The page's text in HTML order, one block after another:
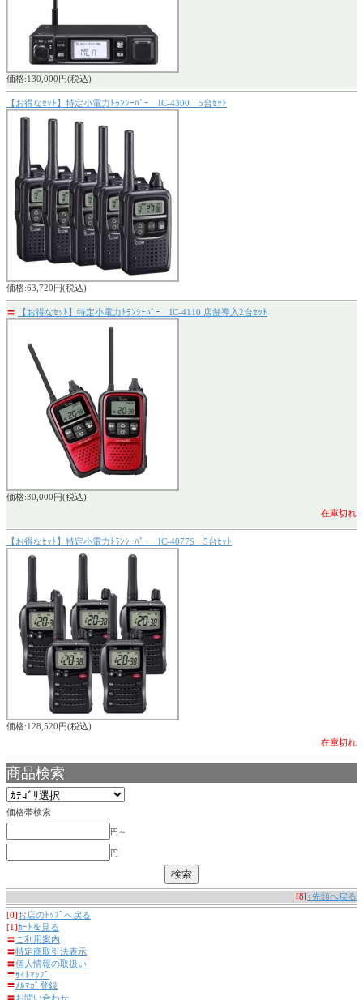
価格:130,000円(税込)
【お得なｾｯﾄ】特定小電力ﾄﾗﾝｼｰﾊﾞｰ IC-4300 5台ｾｯﾄ
価格:63,720円(税込)
〓 【お得なｾｯﾄ】特定小電力ﾄﾗﾝｼｰﾊﾞｰ IC-4110 店舗導入2台ｾｯﾄ
価格:30,000円(税込)
在庫切れ
【お得なｾｯﾄ】特定小電力ﾄﾗﾝｼｰﾊﾞｰ IC-4077S 5台ｾｯﾄ
価格:128,520円(税込)
在庫切れ
商品検索
価格帯検索
円～
円
[8]↑先頭へ戻る
[0]お店のﾄｯﾌﾟへ戻る
[1]ｶｰﾄを見る
〓 ご利用案内
〓特定商取引法表示
〓個人情報の取扱い
〓ｻｲﾄﾏｯﾌﾟ
〓ﾒﾙﾏｶﾞ登録
〓お問い合わせ